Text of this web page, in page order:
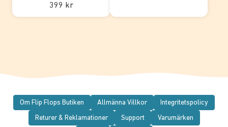
399 kr
Om Flip Flops Butiken Allmänna Villkor
Integritetspolicy
Returer & Reklamationer
Support Varumärken